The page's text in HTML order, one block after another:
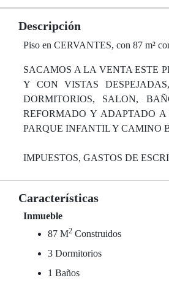
Descripción
Piso en CERVANTES, con 87 m²
SACAMOS A LA VENTA ESTE
Y CON VISTAS
DORMITORIOS, SALON,
REFORMADO Y ADAPTADO
PARQUE INFANTIL Y CAMINO
IMPUESTOS, GASTOS DE
Características
Inmueble
87 M2 Construidos
3 Dormitorios
1 Baños